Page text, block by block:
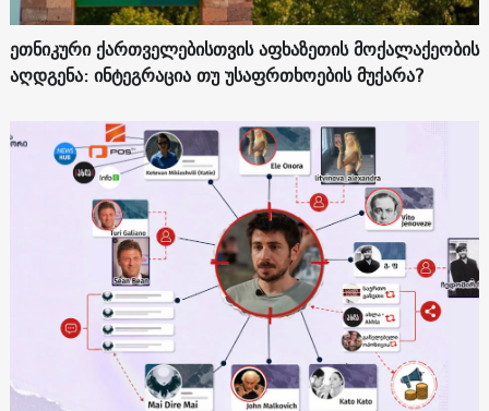
ეთნიკური ქართველებისთვის აფხაზეთის მოქალაქეობის
აღდგენა: ინტეგრაცია თუ უსაფრთხოების მუქარა?